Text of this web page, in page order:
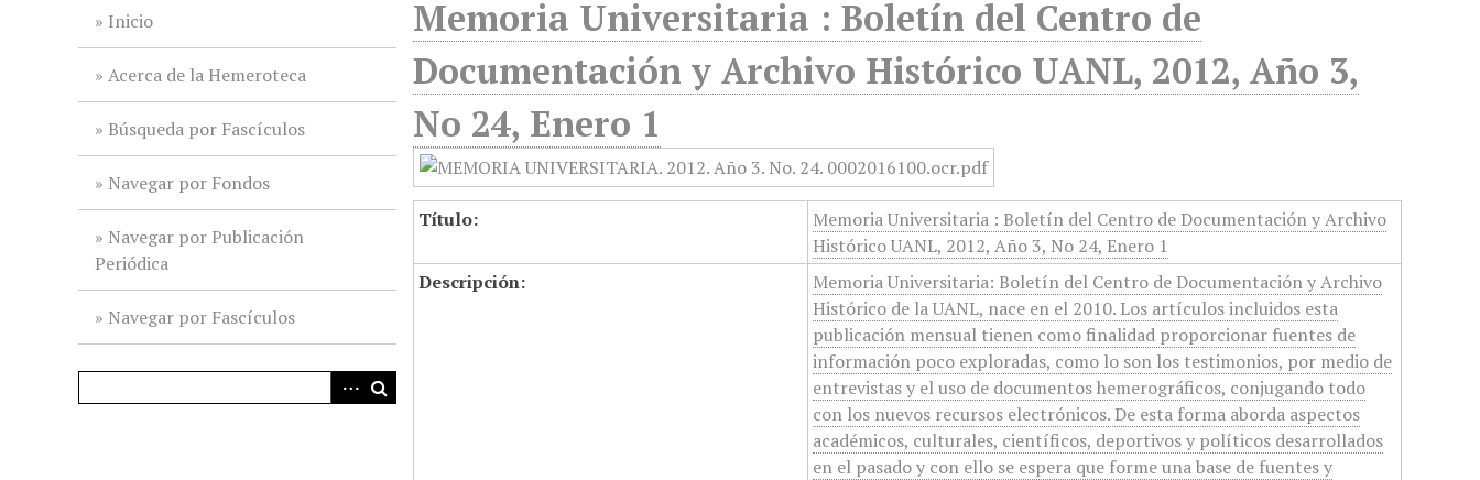
Inicio
Acerca de la Hemeroteca
Búsqueda por Fascículos
Navegar por Fondos
Navegar por Publicación
Periódica
Navegar por Fascículos
Memoria Universitaria : Boletín del Centro de
Documentación y Archivo Histórico UANL, 2012, Año 3,
No 24, Enero 1
Título:
Memoria Universitaria : Boletín del Centro de Documentación y Archivo
Histórico UANL, 2012, Año 3, No 24, Enero 1
Descripción:
Memoria Universitaria: Boletín del Centro de Documentación y Archivo
Histórico de la UANL, nace en el 2010. Los artículos incluidos esta
publicación mensual tienen como finalidad proporcionar fuentes de
información poco exploradas, como lo son los testimonios, por medio de
entrevistas y el uso de documentos hemerográficos, conjugando todo
con los nuevos recursos electrónicos. De esta forma aborda aspectos
académicos, culturales, científicos, deportivos y políticos desarrollados
en el pasado y con ello se espera que forme una base de fuentes y